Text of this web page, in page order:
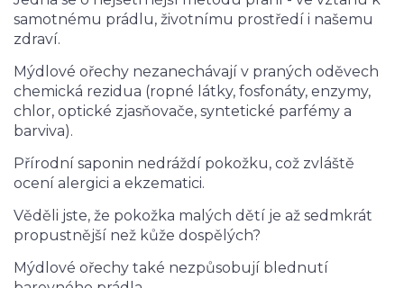
samotnému prádlu, životnímu prostředí i našemu
zdraví.
Mýdlové ořechy nezanechávají v praných oděvech
chemická rezidua (ropné látky, fosfonáty, enzymy,
chlor, optické zjasňovače, syntetické parfémy a
barviva).
Přírodní saponin nedráždí pokožku, což zvláště
ocení alergici a ekzematici.
Věděli jste, že pokožka malých dětí je až sedmkrát
propustnější než kůže dospělých?
Mýdlové ořechy také nezpůsobují blednutí